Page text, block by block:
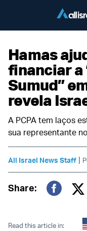
Hamas
financiar a
Sumud”
revela
A PCPA tem laços
sua representante
All Israel News Staff |
Share:
Read this article in: